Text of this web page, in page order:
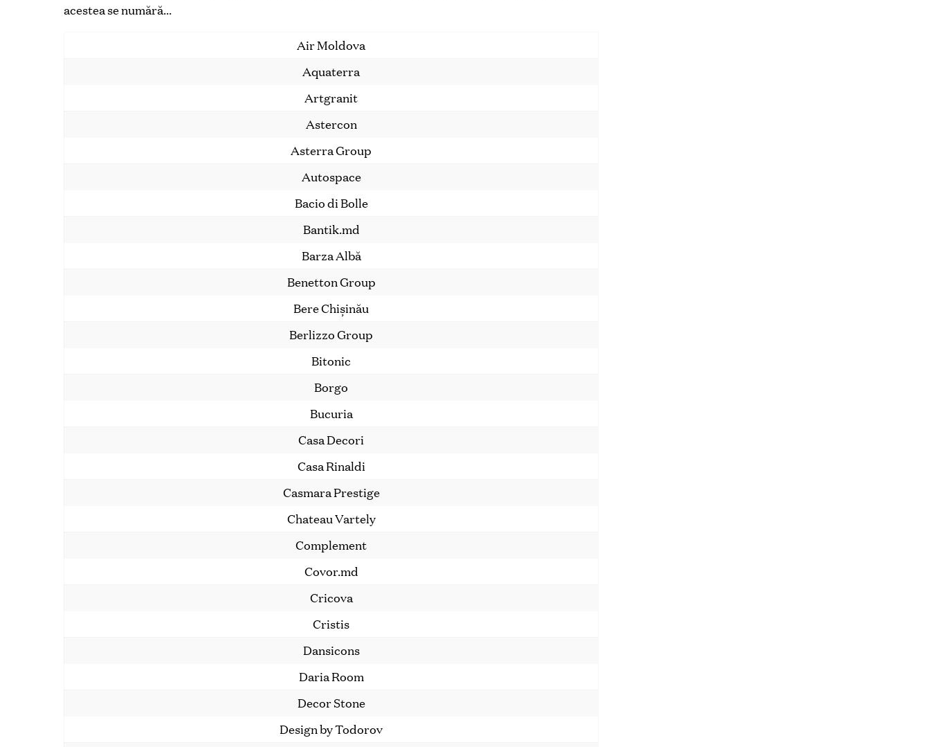
acestea se numără…
Air Moldova
Aquaterra
Artgranit
Astercon
Asterra Group
Autospace
Bacio di Bolle
Bantik.md
Barza Albă
Benetton Group
Bere Chișinău
Berlizzo Group
Bitonic
Borgo
Bucuria
Casa Decori
Casa Rinaldi
Casmara Prestige
Chateau Vartely
Complement
Covor.md
Cricova
Cristis
Dansicons
Daria Room
Decor Stone
Design by Todorov